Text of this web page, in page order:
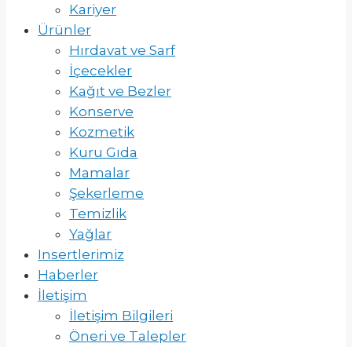
Kariyer
Ürünler
Hırdavat ve Sarf
İçecekler
Kağıt ve Bezler
Konserve
Kozmetik
Kuru Gıda
Mamalar
Şekerleme
Temizlik
Yağlar
Insertlerimiz
Haberler
İletişim
İletişim Bilgileri
Öneri ve Talepler